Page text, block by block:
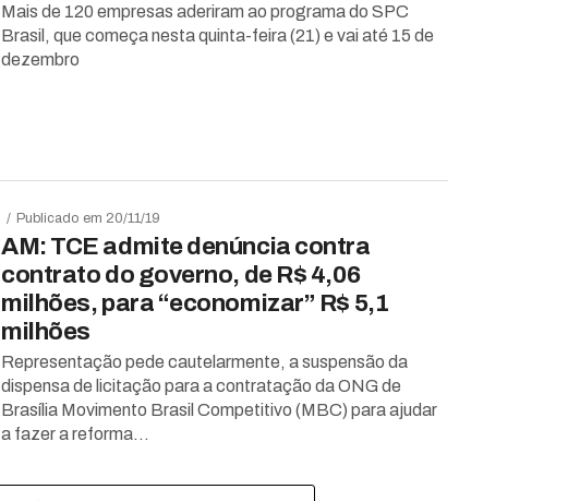
Mais de 120 empresas aderiram ao programa do SPC
Brasil, que começa nesta quinta-feira (21) e vai até 15 de
dezembro
Publicado em 20/11/19
AM: TCE admite denúncia contra
contrato do governo, de R$ 4,06
milhões, para “economizar” R$ 5,1
milhões
Representação pede cautelarmente, a suspensão da
dispensa de licitação para a contratação da ONG de
Brasília Movimento Brasil Competitivo (MBC) para ajudar
a fazer a reforma...